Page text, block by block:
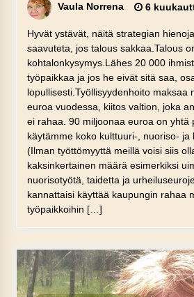
Vaula Norrena 6
Hyvät ystävät, näitä strategian
saavuteta, jos talous sakkaa.Talous
kohtalonkysymys.Lähes 20 000
työpaikkaa ja jos he eivät sitä saa,
lopullisesti.Työllisyydenhoito maksaa
euroa vuodessa, kiitos valtion, joka
ei rahaa. 90 miljoonaa euroa on yhtä
käytämme koko kulttuuri-, nuoriso- ja
(Ilman työttömyyttä meillä voisi siis
kaksinkertainen määrä esimerkiksi
nuorisotyötä, taidetta ja
kannattaisi käyttää kaupungin rahaa
työpaikkoihin […]